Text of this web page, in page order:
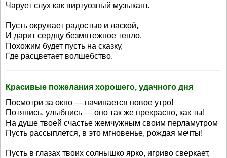
Чарует слух как виртуозный музыкант.
Пусть окружает радостью и лаской,
И дарит сердцу безмятежное тепло.
Похожим будет пусть на сказку,
Где расцветает волшебство.
Красивые пожелания хорошего, удачного дня
Посмотри за окно — начинается новое утро!
Потянись, улыбнись — оно так же прекрасно, как ты!
На душе твоей счастье жемчужным своим перламутром
Пусть рассыплется, в это мгновенье, рождая мечты!
Пусть в глазах твоих солнышко ярко, игриво сверкает,